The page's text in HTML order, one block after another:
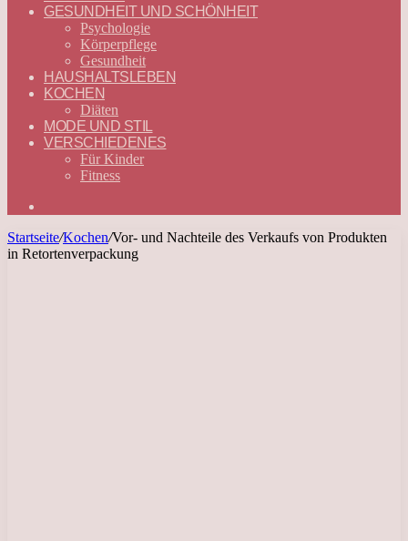
GESUNDHEIT UND SCHÖNHEIT
Psychologie
Körperpflege
Gesundheit
HAUSHALTSLEBEN
KOCHEN
Diäten
MODE UND STIL
VERSCHIEDENES
Für Kinder
Fitness
Startseite/Kochen/Vor- und Nachteile des Verkaufs von Produkten
in Retortenverpackung